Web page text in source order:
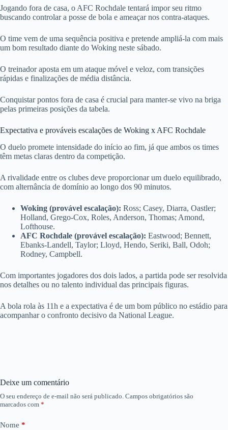
Jogando fora de casa, o AFC Rochdale tentará impor seu ritmo
buscando controlar a posse de bola e ameaçar nos contra-ataques.
O time vem de uma sequência positiva e pretende ampliá-la com mais
um bom resultado diante do Woking neste sábado.
O treinador aposta em um ataque móvel e veloz, com transições
rápidas e finalizações de média distância.
Conquistar pontos fora de casa é crucial para manter-se vivo na briga
pelas primeiras posições da tabela.
Expectativa e prováveis escalações de Woking x AFC Rochdale
O duelo promete intensidade do início ao fim, já que ambos os times
têm metas claras dentro da competição.
A rivalidade entre os clubes deve proporcionar um duelo equilibrado,
com alternância de domínio ao longo dos 90 minutos.
Woking (provável escalação): Ross; Casey, Diarra, Oastler;
Holland, Grego-Cox, Roles, Anderson, Thomas; Amond,
Lofthouse.
AFC Rochdale (provável escalação): Eastwood; Bennett,
Ebanks-Landell, Taylor; Lloyd, Hendo, Seriki, Ball, Odoh;
Rodney, Campbell.
Com importantes jogadores dos dois lados, a partida pode ser resolvida
nos detalhes ou no talento individual das principais figuras.
A bola rola às 11h e a expectativa é de um bom público no estádio para
acompanhar o confronto decisivo da National League.
Deixe um comentário
O seu endereço de e-mail não será publicado. Campos obrigatórios são
marcados com *
Nome *